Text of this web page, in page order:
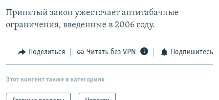
Принятый закон ужесточает антитабачные
ограничения, введенные в 2006 году.
Поделиться Читать без VPN Подпишитесь
Этот контент также в категориях